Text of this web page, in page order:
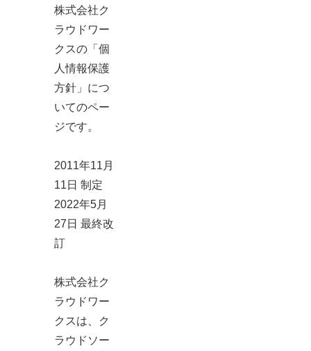
株式会社ク
ラウドワー
クスの「個
人情報保護
方針」につ
いてのペー
ジです。
2011年11月
11日 制定
2022年5月
27日 最終改
訂
株式会社ク
ラウドワー
クスは、ク
ラウドソー